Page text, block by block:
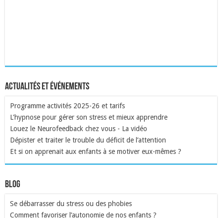
Actualités et événements
Programme activités 2025-26 et tarifs
L'hypnose pour gérer son stress et mieux apprendre
Louez le Neurofeedback chez vous - La vidéo
Dépister et traiter le trouble du déficit de l’attention
Et si on apprenait aux enfants à se motiver eux-mêmes ?
Blog
Se débarrasser du stress ou des phobies
Comment favoriser l’autonomie de nos enfants ?